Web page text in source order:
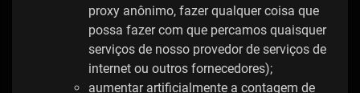
proxy anônimo, fazer qualquer coisa que
possa fazer com que percamos quaisquer
serviços de nosso provedor de serviços de
internet ou outros fornecedores);
aumentar artificialmente a contagem de